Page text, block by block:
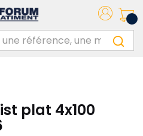
plat 4x100